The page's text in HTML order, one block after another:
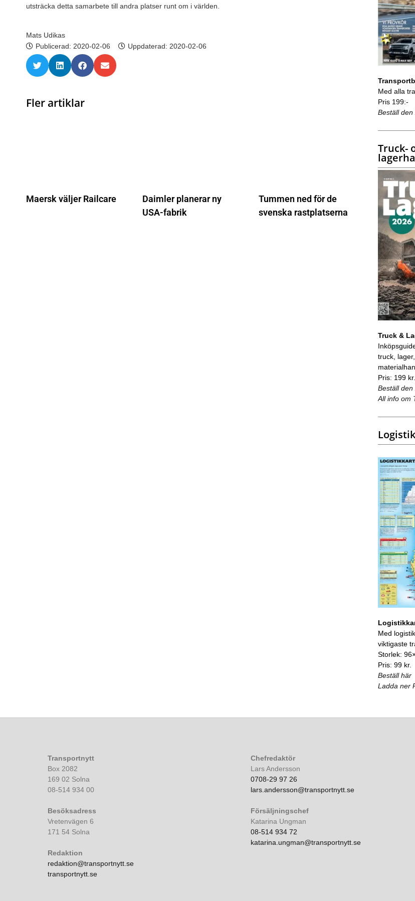
utsträcka detta samarbete till andra platser runt om i världen.
Mats Udikas
Publicerad: 2020-02-06 Uppdaterad: 2020-02-06
Fler artiklar
Maersk väljer Railcare
Daimler planerar ny
USA-fabrik
Tummen ned för de
svenska rastplatserna
Med alla
Pris 199:-
Beställ den
Truck-
Truck &
truck,
Pris: 199 kr.
Beställ den
All info om
Med
viktigaste
Storlek:
Pris: 99 kr.
Beställ här
Ladda ner
Transportnytt
Box 2082
169 02 Solna
08-514 934 00
Besöksadress
Vretenvägen 6
171 54 Solna
Redaktion
redaktion@transportnytt.se
transportnytt.se
Chefredaktör
Lars Andersson
0708-29 97 26
lars.andersson@transportnytt.se
Försäljningschef
Katarina Ungman
08-514 934 72
katarina.ungman@transportnytt.se